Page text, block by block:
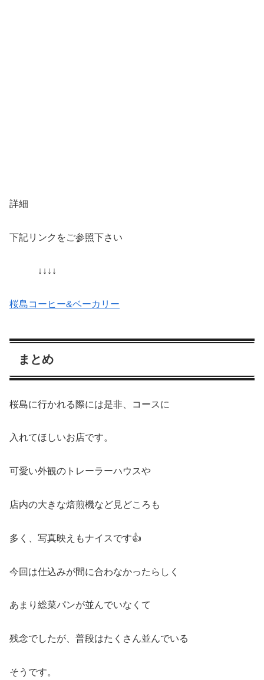
詳細
下記リンクをご参照下さい
↓↓↓↓
桜島コーヒー&ベーカリー
まとめ
桜島に行かれる際には是非、コースに
入れてほしいお店です。
可愛い外観のトレーラーハウスや
店内の大きな焙煎機など見どころも
多く、写真映えもナイスです👍
今回は仕込みが間に合わなかったらしく
あまり総菜パンが並んでいなくて
残念でしたが、普段はたくさん並んでいる
そうです。